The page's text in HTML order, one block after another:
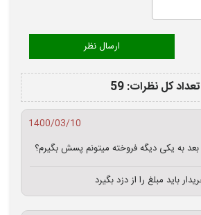
تعداد کل نظرات: 59
1400/03/10
به یکی دیگه فروخته میتونم پسش بگیرم؟
باید مبلغ را از دزد بگیرد